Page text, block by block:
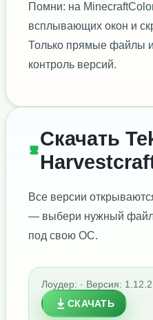
Помни: на
всплывающих окон и
Только прямые файлы
контроль версий.
Скачать
Все версии
— выбери нужный файл
под свою ОС.
Лоудер: · Версия: 1.12.2
СКАЧАТЬ